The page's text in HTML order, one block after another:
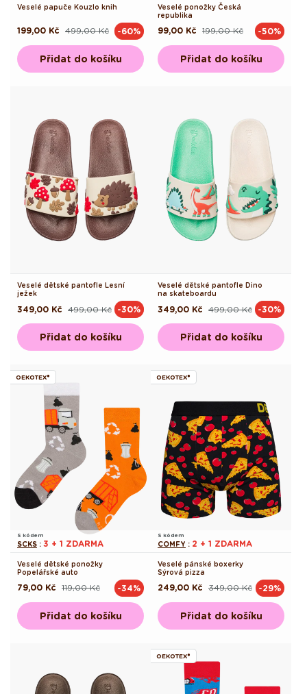
Veselé papuče Kouzlo knih
Běžná
499,00 Kč
Výprodejová
199,00 Kč -60%
Přidat do košíku
Veselé ponožky Česká
republika
Běžná
199,00 Kč
Výprodejová
99,00 Kč -50%
Přidat do košíku
Veselé dětské pantofle Lesní
ježek
Běžná
499,00 Kč
Výprodejová
349,00 Kč -30%
Přidat do košíku
Veselé dětské pantofle Dino
na skateboardu
Běžná
499,00 Kč
Výprodejová
349,00 Kč -30%
Přidat do košíku
OEKOTEX®
S kódem
SCKS : 3 + 1 ZDARMA
Veselé dětské ponožky
Popelářské auto
Běžná
119,00 Kč
Výprodejová
79,00 Kč -34%
Přidat do košíku
OEKOTEX®
S kódem
COMFY : 2 + 1 ZDARMA
Veselé pánské boxerky
Sýrová pizza
Běžná
349,00 Kč
Výprodejová
249,00 Kč -29%
Přidat do košíku
OEKOTEX®